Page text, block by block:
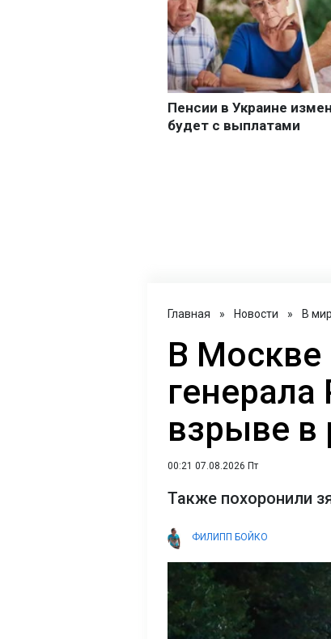
Главная » Новости » В
В Москве
взрыве в
00:21 07.08.2026 Пт
Также похоронили
ФИЛИПП БОЙКО